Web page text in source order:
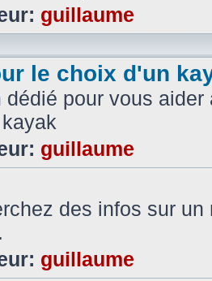
guillaume
le choix d'un
dédié pour vous
guillaume
des infos sur
guillaume